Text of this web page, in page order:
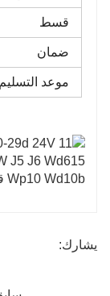
قسط
ضمان
موعد التسليم
يشارك: